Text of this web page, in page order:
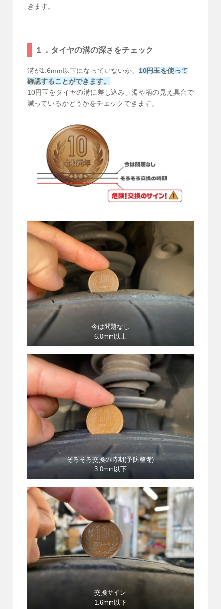
きます。
１．タイヤの溝の深さをチェック
溝が1.6mm以下になっていないか、 10円玉を使って
確認することができます。
10円玉をタイヤの溝に差し込み、淵や柄の見え具合で
減っているかどうかをチェックできます。
今は問題なし
6.0mm以上
そろそろ交換の時期(予防整備)
3.0mm以下
交換サイン
1.6mm以下